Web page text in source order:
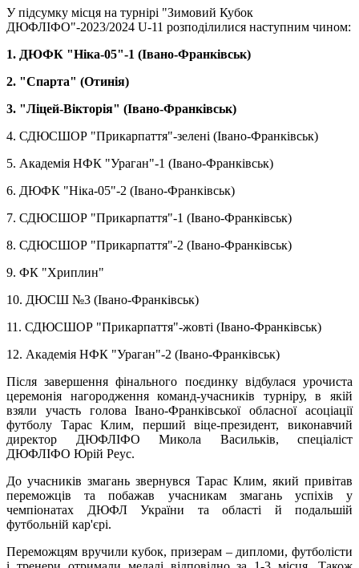
У підсумку місця на турнірі "Зимовий Кубок
ДЮФЛІФО"-2023/2024 U-11 розподілилися наступним чином:
1. ДЮФК "Ніка-05"-1 (Івано-Франківськ)
2. "Спарта" (Отинія)
3. "Ліцей-Вікторія" (Івано-Франківськ)
4. СДЮСШОР "Прикарпаття"-зелені (Івано-Франківськ)
5. Академія НФК "Ураган"-1 (Івано-Франківськ)
6. ДЮФК "Ніка-05"-2 (Івано-Франківськ)
7. СДЮСШОР "Прикарпаття"-1 (Івано-Франківськ)
8. СДЮСШОР "Прикарпаття"-2 (Івано-Франківськ)
9. ФК "Хриплин"
10. ДЮСШ №3 (Івано-Франківськ)
11. СДЮСШОР "Прикарпаття"-жовті (Івано-Франківськ)
12. Академія НФК "Ураган"-2 (Івано-Франківськ)
Після завершення фінального поєдинку відбулася урочиста
церемонія нагородження команд-учасників турніру, в якій
взяли участь голова Івано-Франківської обласної асоціації
футболу Тарас Клим, перший віце-президент, виконавчий
директор ДЮФЛІФО Микола Васильків, спеціаліст
ДЮФЛІФО Юрій Реус.
До учасників змагань звернувся Тарас Клим, який привітав
переможців та побажав учасникам змагань успіхів у
чемпіонатах ДЮФЛ України та області й подальшій
футбольній кар'єрі.
Переможцям вручили кубок, призерам – дипломи, футболісти